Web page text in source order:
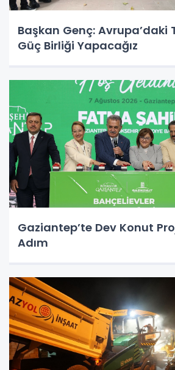
Başkan Genç: Avrupa’daki
Güç Birliği Yapacağız
Gaziantep’te Dev Konut
Adım